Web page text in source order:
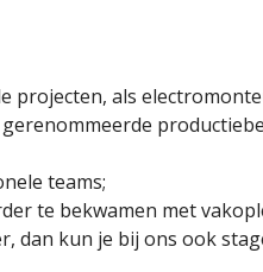
projecten, als
teams;
te bekwamen met
dan kun je bij ons ook